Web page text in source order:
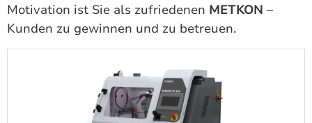
Motivation ist Sie als zufriedenen METKON –
Kunden zu gewinnen und zu betreuen.